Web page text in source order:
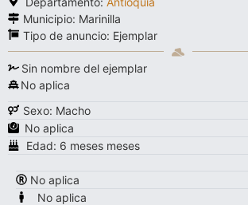
Municipio: Marinilla
Tipo de anuncio: Ejemplar
Sin nombre del ejemplar
No aplica
Sexo: Macho
No aplica
Edad: 6 meses meses
No aplica
No aplica